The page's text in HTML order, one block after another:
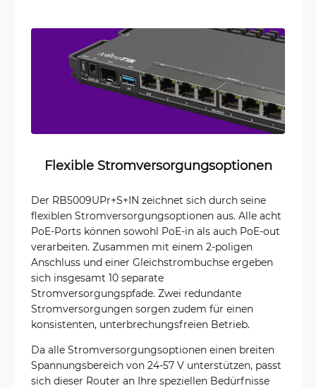
Flexible Stromversorgungsoptionen
Der RB5009UPr+S+IN zeichnet sich durch seine
flexiblen Stromversorgungsoptionen aus. Alle acht
PoE-Ports können sowohl PoE-in als auch PoE-out
verarbeiten. Zusammen mit einem 2-poligen
Anschluss und einer Gleichstrombuchse ergeben
sich insgesamt 10 separate
Stromversorgungspfade. Zwei redundante
Stromversorgungen sorgen zudem für einen
konsistenten, unterbrechungsfreien Betrieb.
Da alle Stromversorgungsoptionen einen breiten
Spannungsbereich von 24-57 V unterstützen, passt
sich dieser Router an Ihre speziellen Bedürfnisse